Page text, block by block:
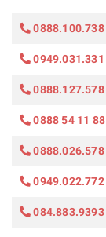
0888.100.738
0949.031.331
0888.127.578
0888 54 11 88
0888.026.578
0949.022.772
084.883.9393